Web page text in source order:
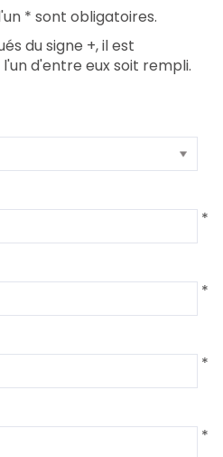
* sont obligatoires.
du signe +, il est
d'entre eux soit rempli.
*
*
*
*